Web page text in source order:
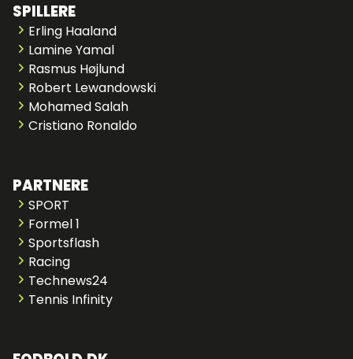
SPILLERE
Erling Haaland
Lamine Yamal
Rasmus Højlund
Robert Lewandowski
Mohamed Salah
Cristiano Ronaldo
PARTNERE
SPORT
Formel 1
Sportsflash
Racing
Technews24
Tennis Infinity